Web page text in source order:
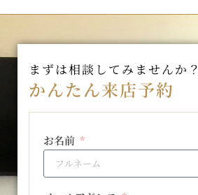
まずは相談してみませんか？
かんたん来店予約
お名前